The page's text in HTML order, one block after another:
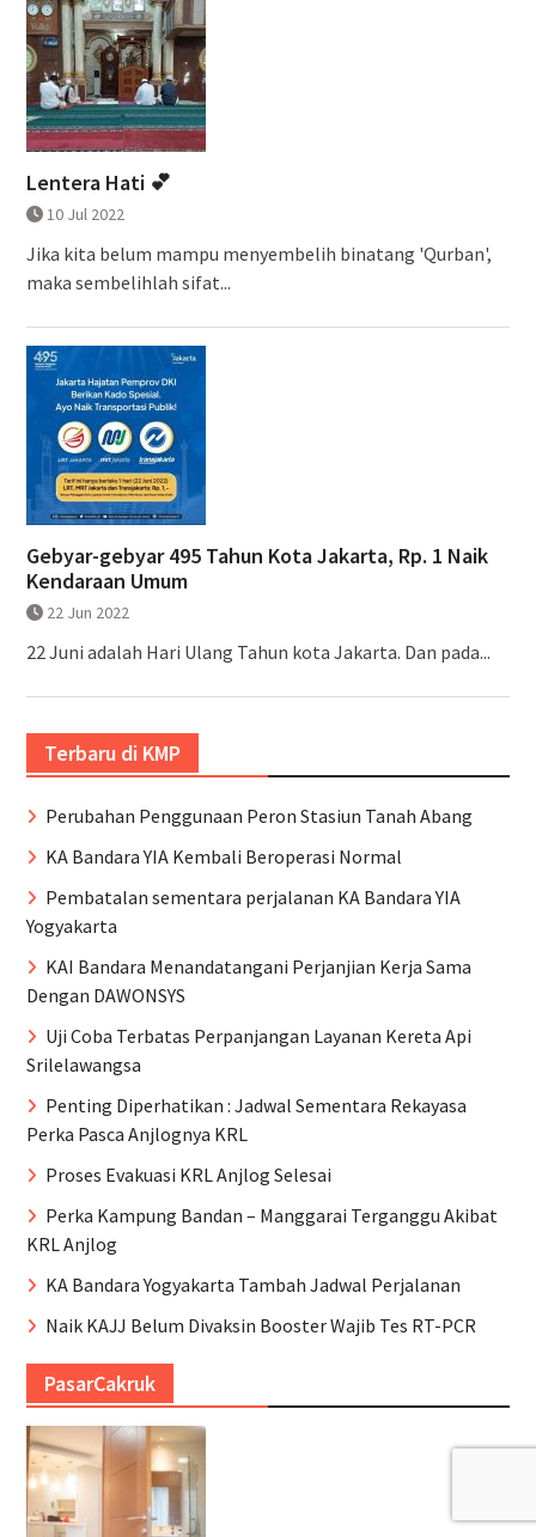
Lentera Hati 💕
10 Jul 2022
Jika kita belum mampu menyembelih binatang 'Qurban',
maka sembelihlah sifat...
Gebyar-gebyar 495 Tahun Kota Jakarta, Rp. 1 Naik
Kendaraan Umum
22 Jun 2022
22 Juni adalah Hari Ulang Tahun kota Jakarta. Dan pada...
Terbaru di KMP
Perubahan Penggunaan Peron Stasiun Tanah Abang
KA Bandara YIA Kembali Beroperasi Normal
Pembatalan sementara perjalanan KA Bandara YIA
Yogyakarta
KAI Bandara Menandatangani Perjanjian Kerja Sama
Dengan DAWONSYS
Uji Coba Terbatas Perpanjangan Layanan Kereta Api
Srilelawangsa
Penting Diperhatikan : Jadwal Sementara Rekayasa
Perka Pasca Anjlognya KRL
Proses Evakuasi KRL Anjlog Selesai
Perka Kampung Bandan – Manggarai Terganggu Akibat
KRL Anjlog
KA Bandara Yogyakarta Tambah Jadwal Perjalanan
Naik KAJJ Belum Divaksin Booster Wajib Tes RT-PCR
PasarCakruk